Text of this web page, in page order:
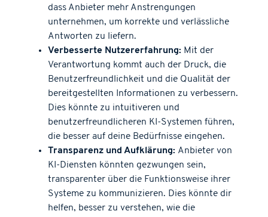
dass Anbieter mehr Anstrengungen
unternehmen, um korrekte und verlässliche
Antworten zu liefern.
Verbesserte Nutzererfahrung: Mit der
Verantwortung kommt auch der Druck, die
Benutzerfreundlichkeit und die Qualität der
bereitgestellten Informationen zu verbessern.
Dies könnte zu intuitiveren und
benutzerfreundlicheren KI-Systemen führen,
die besser auf deine Bedürfnisse eingehen.
Transparenz und Aufklärung: Anbieter von
KI-Diensten könnten gezwungen sein,
transparenter über die Funktionsweise ihrer
Systeme zu kommunizieren. Dies könnte dir
helfen, besser zu verstehen, wie die